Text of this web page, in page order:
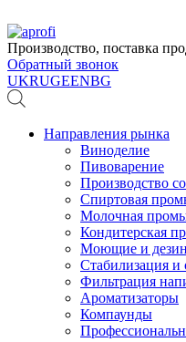
Производство, поставка
Обратный звонок
UKRUGEENBG
Направления рынка
Виноделие
Пивоварение
Производство
Спиртовая
Молочная
Кондитерская
Моющие и
Стабилизация и
Фильтрация
Ароматизаторы
Компаунды